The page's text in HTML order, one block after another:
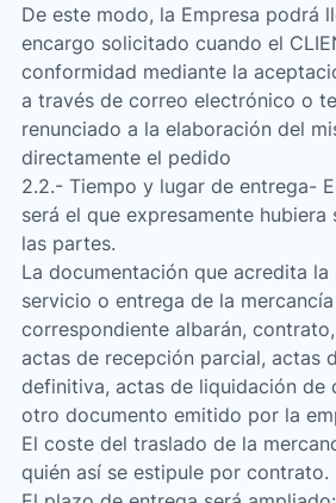
De este modo, la Empresa podrá
encargo solicitado cuando el
conformidad mediante la
a través de correo electrónico o
renunciado a la elaboración del
directamente el pedido
2.2.- Tiempo y lugar de entrega-
será el que expresamente
las partes.
La documentación que acredita
servicio o entrega de la
correspondiente albarán,
actas de recepción parcial, actas
definitiva, actas de liquidación de
otro documento emitido por la
El coste del traslado de la
quién así se estipule por contrato.